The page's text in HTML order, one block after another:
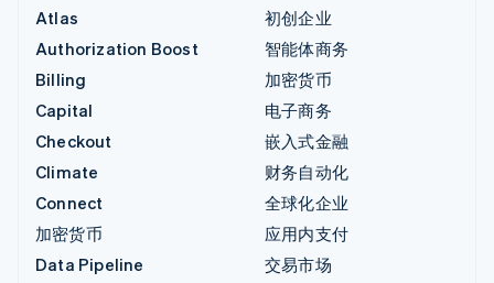
Atlas
Authorization Boost
Billing
Capital
Checkout
Climate
Connect
加密货币
Data Pipeline
初创企业
智能体商务
加密货币
电子商务
嵌入式金融
财务自动化
全球化企业
应用内支付
交易市场